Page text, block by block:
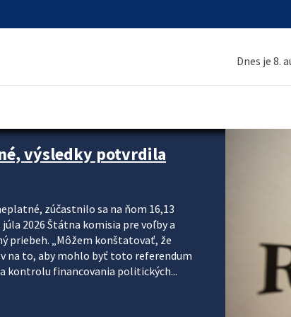
Dnes je 8.
výsledky potvrdila
zúčastnilo sa na ňom 16,13
2026 Štátna komisia pre voľby a
priebeh. „Môžem konštatovať, že
na to, aby mohlo byť toto referendum
kontrolu financovania politických...